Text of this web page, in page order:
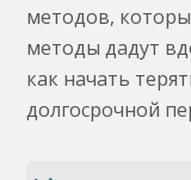
методов,
методы дадут
как начать
долгосрочной